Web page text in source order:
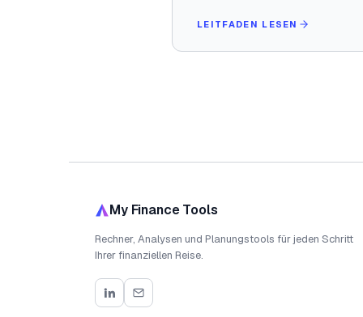
LEITFADEN LESEN
My Finance Tools
Rechner, Analysen und Planungstools für jeden Schritt
Ihrer finanziellen Reise.